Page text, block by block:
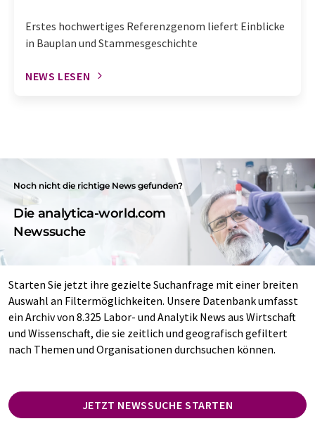
Erstes hochwertiges Referenzgenom liefert Einblicke
in Bauplan und Stammesgeschichte
NEWS LESEN
Noch nicht die richtige News gefunden?
Die analytica-world.com
Newssuche
Starten Sie jetzt ihre gezielte Suchanfrage mit einer breiten
Auswahl an Filtermöglichkeiten. Unsere Datenbank umfasst
ein Archiv von 8.325 Labor- und Analytik News aus Wirtschaft
und Wissenschaft, die sie zeitlich und geografisch gefiltert
nach Themen und Organisationen durchsuchen können.
JETZT NEWSSUCHE STARTEN